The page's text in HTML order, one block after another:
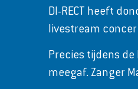
DI-RECT heeft
livestream
Precies tijdens
meegaf. Zanger